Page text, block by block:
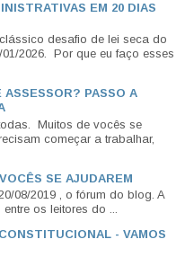
EM 20 DIAS
desafio de lei seca do
2026. Por que eu faço esses
PASSO A
Muitos de vocês se
começar a trabalhar,
SE AJUDAREM
08/2019 , o fórum do blog. A
os leitores do ...
- VAMOS